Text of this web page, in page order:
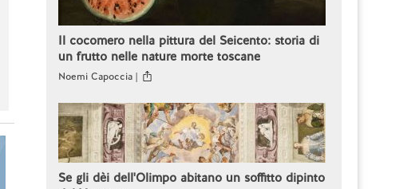
Il cocomero nella pittura del Seicento: storia di
un frutto nelle nature morte toscane
Noemi Capoccia |
Se gli dèi dell'Olimpo abitano un soffitto dipinto